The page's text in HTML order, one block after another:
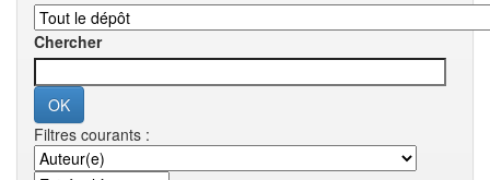
Chercher
Filtres courants :